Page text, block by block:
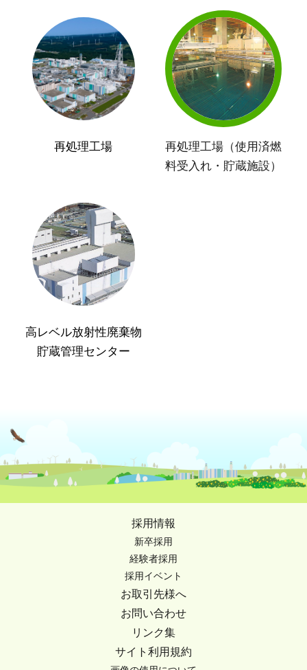
再処理工場
再処理工場（使用済燃
料受入れ・貯蔵施設）
高レベル放射性廃棄物
貯蔵管理センター
採用情報
新卒採用
経験者採用
採用イベント
お取引先様へ
お問い合わせ
リンク集
サイト利用規約